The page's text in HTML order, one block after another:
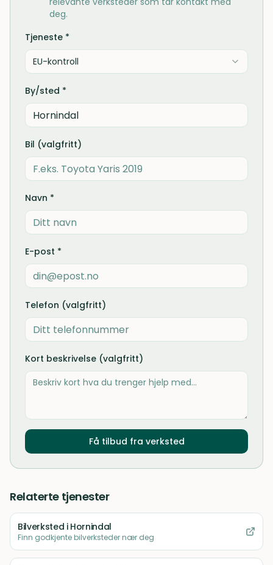
deg.
Tjeneste *
EU-kontroll
By/sted *
Bil (valgfritt)
Navn *
E-post *
Telefon (valgfritt)
Kort beskrivelse (valgfritt)
Få tilbud fra verksted
Relaterte tjenester
Bilverksted i Hornindal
Finn godkjente bilverksteder nær deg